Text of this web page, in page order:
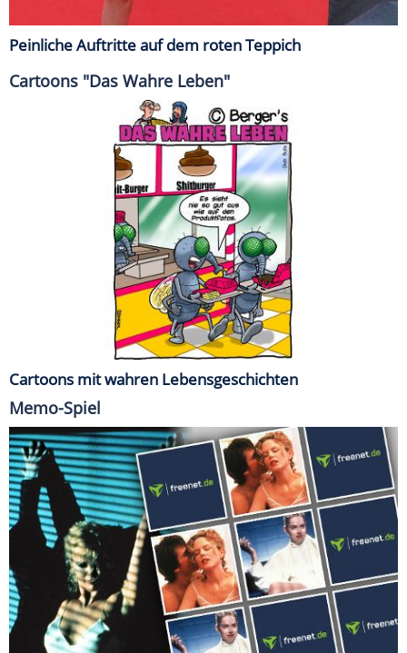
Peinliche Auftritte auf dem roten Teppich
Cartoons "Das Wahre Leben"
Cartoons mit wahren Lebensgeschichten
Memo-Spiel